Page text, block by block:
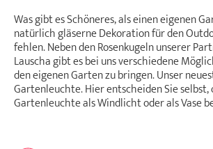
Was gibt es Schöneres, als einen eigenen
natürlich gläserne Dekoration für den
fehlen. Neben den Rosenkugeln unserer
Lauscha gibt es bei uns verschiedene
den eigenen Garten zu bringen. Unser
Gartenleuchte. Hier entscheiden Sie selbst,
Gartenleuchte als Windlicht oder als Vase